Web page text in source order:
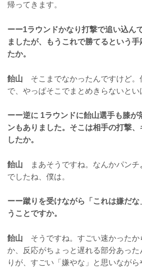
帰ってきます。
ーー1ラウンドかなり打撃で追い込ん
ましたが、もうこれで勝てるという
たか。
飴山 そこまでなかったんですけど。
で、やっぱそこでまとめきらないとい
ーー逆に 1ラウンドに飴山選手も膝が
ンもありました。そこは相手の打撃、
したか。
飴山 まあそうですね。なんかパンチ
でしたね、僕は。
ーー蹴りを受けながら「これは嫌だ
うことですか。
飴山 そうですね。すごい速かったか
か、反応がちょっと遅れる部分あっ
りが、すごい「嫌やな」と思いながら